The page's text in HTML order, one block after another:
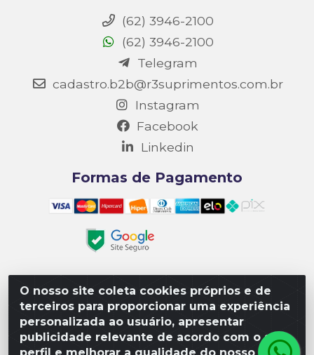
O nosso site coleta cookies próprios e de
terceiros para proporcionar uma experiência
personalizada ao usuário, apresentar
publicidade relevante de acordo com o seu
(62) 3946-2100
(62) 3946-2100
Telegram
cadastro.b2b@r3suprimentos.com.br
Instagram
Facebook
Linkedin
Formas de Pagamento
Matriz R3 Suprimentos - Rua 14, Polo Empresarial Goiás
– Etapa III, Quadra: 15; Lote 04, Aparecida de
Goiânia/GO, CEP 74985-182. - CNPJ 10.641.901/0001-16